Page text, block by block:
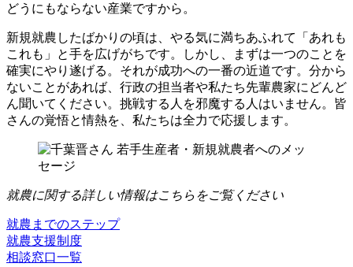
どうにもならない産業ですから。
新規就農したばかりの頃は、やる気に満ちあふれて「あれも
これも」と手を広げがちです。しかし、まずは一つのことを
確実にやり遂げる。それが成功への一番の近道です。分から
ないことがあれば、行政の担当者や私たち先輩農家にどんど
ん聞いてください。挑戦する人を邪魔する人はいません。皆
さんの覚悟と情熱を、私たちは全力で応援します。
就農に関する詳しい情報はこちらをご覧ください
就農までのステップ
就農支援制度
相談窓口一覧